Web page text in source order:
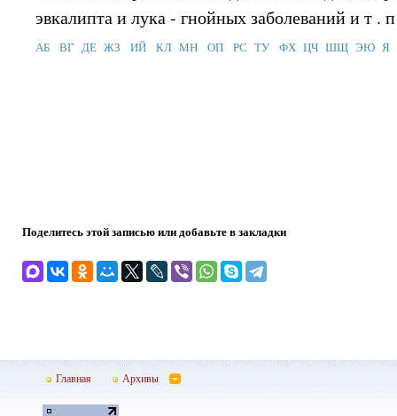
эвкалипта и лука - гнойных заболеваний и т .
АБ ВГ ДЕ ЖЗ ИЙ КЛ МН ОП РС ТУ ФХ ЦЧ ШЩ ЭЮ Я
Поделитесь этой записью или добавьте в закладки
Главная Архивы